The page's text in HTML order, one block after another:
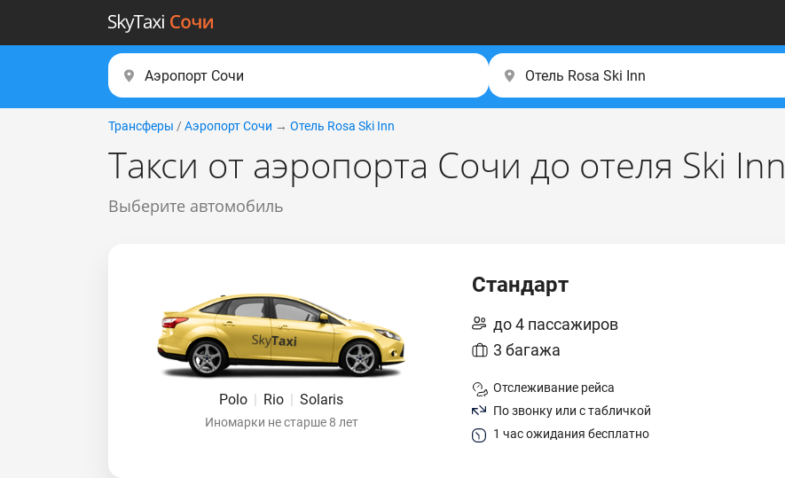
Трансферы / Аэропорт Сочи → Отель Rosa Ski Inn
Такси от аэропорта Сочи до отеля Ski Inn
Выберите автомобиль
Polo | Rio | Solaris
Иномарки не старше 8 лет
Стандарт
до 4 пассажиров
3 багажа
Отслеживание рейса
По звонку или с табличкой
1 час ожидания бесплатно